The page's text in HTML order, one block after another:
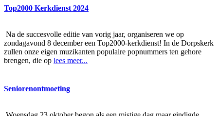
Top2000 Kerkdienst 2024
Na de succesvolle editie van vorig jaar, organiseren we op
zondagavond 8 december een Top2000-kerkdienst! In de Dorpskerk
zullen onze eigen muzikanten populaire popnummers ten gehore
brengen, die op lees meer...
Seniorenontmoeting